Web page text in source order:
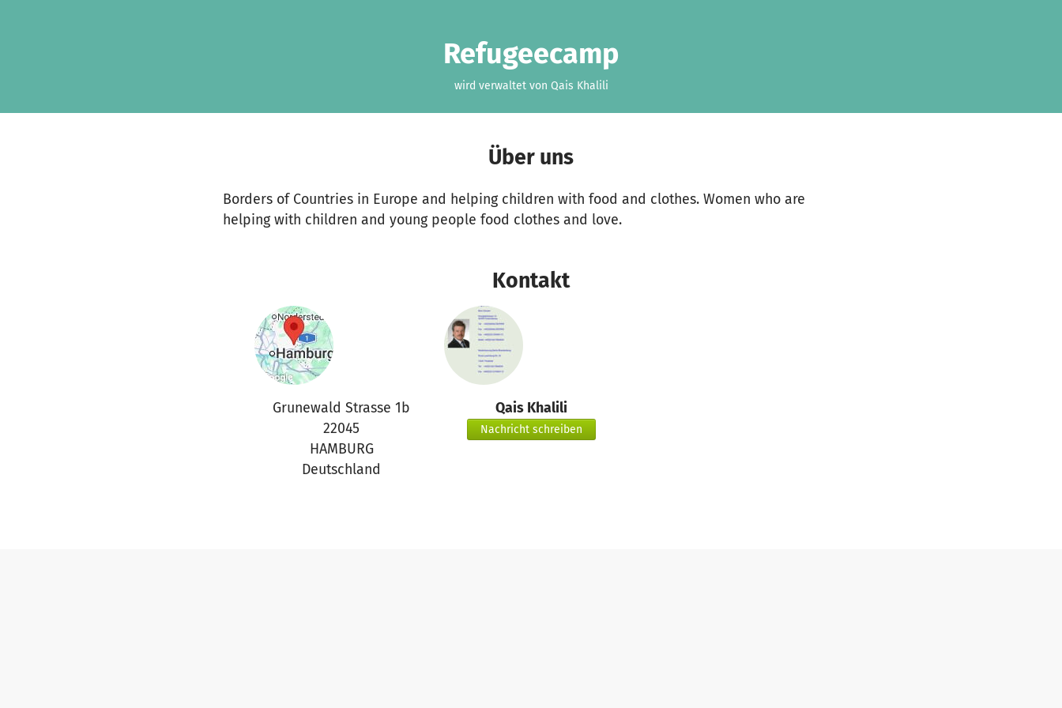
Refugeecamp
wird verwaltet von Qais Khalili
Über uns
Borders of Countries in Europe and helping children with food and clothes. Women who are
helping with children and young people food clothes and love.
Kontakt
Grunewald Strasse 1b
22045
HAMBURG
Deutschland
Qais Khalili
Nachricht schreiben